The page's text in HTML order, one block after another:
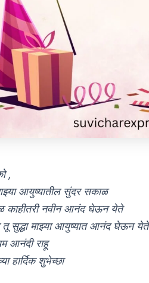
,
आयुष्यातील सुंदर सकाळ
काहीतरी नवीन आनंद घेऊन येते
तू सुद्धा माझ्या आयुष्यात आनंद घेऊन येते
आनंदी राहू
हार्दिक शुभेच्छा